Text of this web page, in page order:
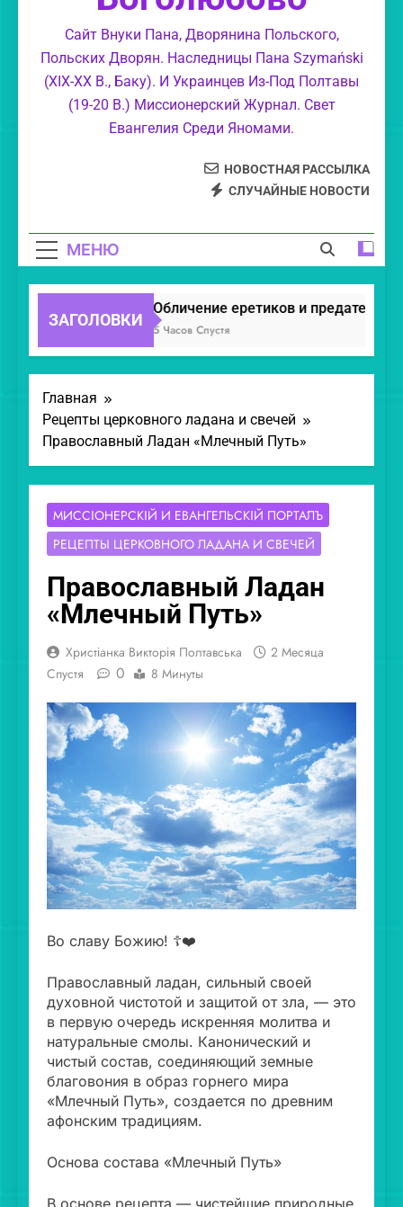
Великолепие Божие.
Обличение еретиков, уклонившихся в
суемудрие.
Свет Православия.
Сайт Внуки Пана, Дворянина Польского,
Польских Дворян. Наследницы Пана Szymański
(XIX-XX В., Баку). И Украинцев Из-Под Полтавы
(19-20 В.) Миссионерский Журнал. Свет
Евангелия Среди Яномами.
НОВОСТНАЯ РАССЫЛКА
СЛУЧАЙНЫЕ НОВОСТИ
МЕНЮ
ЗАГОЛОВКИ
Обличение еретиков и предателей.
5 Часов Спустя
Главная
Рецепты церковного ладана и свечей
Православный Ладан «Млечный Путь»
МИССІОНЕ́РСКІЙ И ЕВАНГЕ́ЛЬСКІЙ ПОРТА́ЛЪ
РЕЦЕПТЫ ЦЕРКОВНОГО ЛАДАНА И СВЕЧЕЙ
Православный Ладан
«Млечный Путь»
Христіанка Викторія Полтавська
2 Месяца
Спустя
0 8 Минуты
Во славу Божию! ☦❤️
Православный ладан, сильный своей
духовной чистотой и защитой от зла, — это
в первую очередь искренняя молитва и
натуральные смолы. Канонический и
чистый состав, соединяющий земные
благовония в образ горнего мира
«Млечный Путь», создается по древним
афонским традициям.
Основа состава «Млечный Путь»
В основе рецепта — чистейшие природные